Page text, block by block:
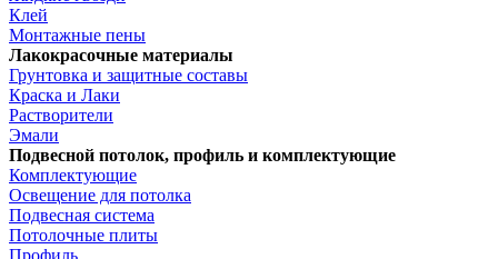
Клей
Монтажные пены
Лакокрасочные материалы
Грунтовка и защитные составы
Краска и Лаки
Растворители
Эмали
Подвесной потолок, профиль и комплектующие
Комплектующие
Освещение для потолка
Подвесная система
Потолочные плиты
Профиль